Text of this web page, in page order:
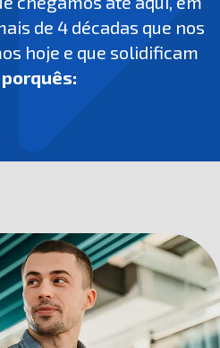
de 4 décadas que nos
hoje e que solidificam